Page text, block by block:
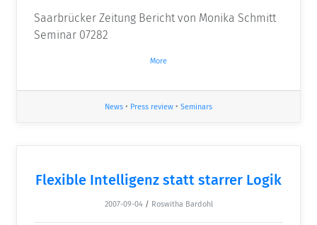
Saarbrücker Zeitung Bericht von Monika Schmitt
Seminar 07282
More
News • Press review • Seminars
Flexible Intelligenz statt starrer Logik
2007-09-04 / Roswitha Bardohl